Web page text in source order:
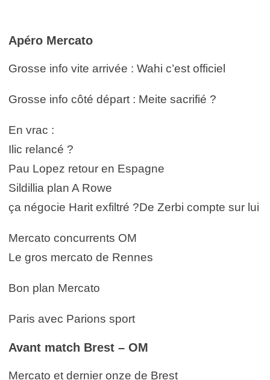
Apéro Mercato
Grosse info vite arrivée : Wahi c’est officiel
Grosse info côté départ : Meite sacrifié ?
En vrac :
Ilic relancé ?
Pau Lopez retour en Espagne
Sildillia plan A Rowe
ça négocie Harit exfiltré ?De Zerbi compte sur lui
Mercato concurrents OM
Le gros mercato de Rennes
Bon plan Mercato
Paris avec Parions sport
Avant match Brest – OM
Mercato et dernier onze de Brest